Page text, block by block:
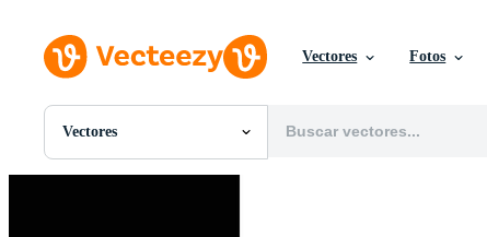
Vectores Fotos
Vectores
Todas Imágenes